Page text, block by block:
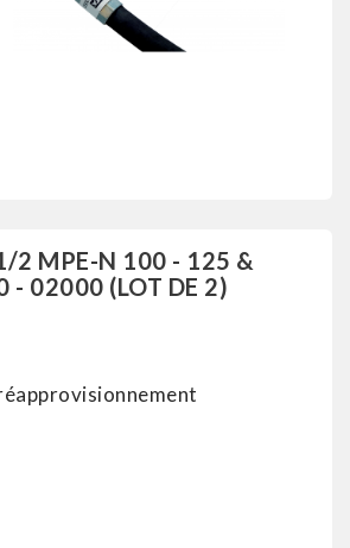
2 MPE-N 100 - 125 &
- 02000 (LOT DE 2)